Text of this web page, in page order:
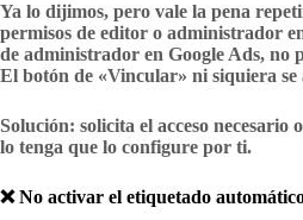
Ya lo dijimos, pero vale la pena
permisos de editor o administrador
de administrador en Google Ads, no
El botón de «Vincular» ni siquiera se
Solución: solicita el acceso necesario
lo tenga que lo configure por ti.
❌ No activar el etiquetado